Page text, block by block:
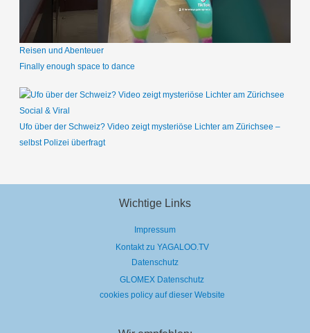
Reisen und Abenteuer
Finally enough space to dance
Social & Viral
Ufo über der Schweiz? Video zeigt mysteriöse Lichter am Zürichsee –
selbst Polizei überfragt
Wichtige Links
Impressum
Kontakt zu YAGALOO.TV
Datenschutz
GLOMEX Datenschutz
cookies policy auf dieser Website